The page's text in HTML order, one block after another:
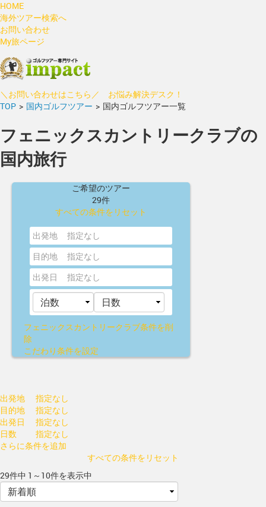
HOME
海外ツアー検索へ
お問い合わせ
My旅ページ
＼お問い合わせはこちら／ お悩み解決デスク！
TOP > 国内ゴルフツアー > 国内ゴルフツアー一覧
フェニックスカントリークラブの
国内旅行
ご希望のツアー
29件
すべての条件をリセット
出発地
指定なし
目的地
指定なし
出発日
指定なし
フェニックスカントリークラブ条件を削
除
こだわり条件を設定
出発地
指定なし
目的地
指定なし
出発日
指定なし
日数
指定なし
さらに条件を追加
すべての条件をリセット
29件中 1～10件を表示中